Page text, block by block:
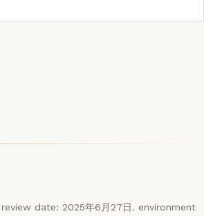
date: 2025年6月27日. environment